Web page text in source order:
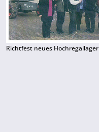
Richtfest neues Hochregallager